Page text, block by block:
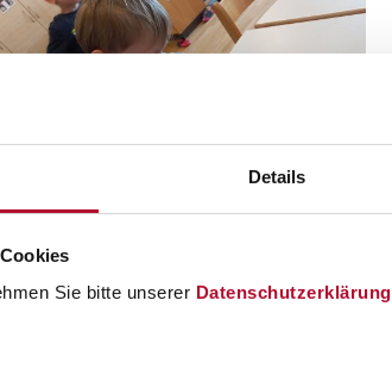
Details
Sie bitte unserer Datenschutzerklärung